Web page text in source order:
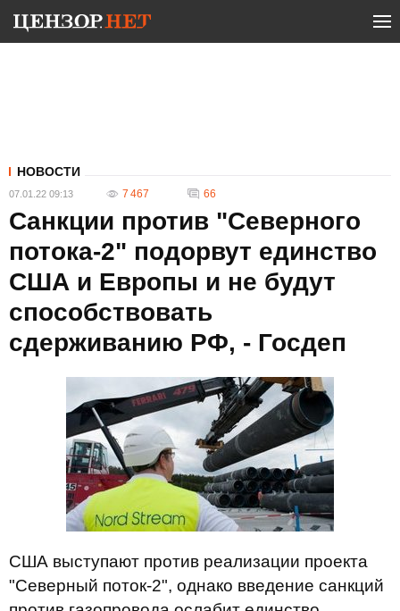
НОВОСТИ
07.01.22 09:13 7 467 66
Санкции против "Северного
потока-2" подорвут единство
США и Европы и не будут
способствовать
сдерживанию РФ, - Госдеп
США выступают против реализации проекта
"Северный поток-2", однако введение санкций